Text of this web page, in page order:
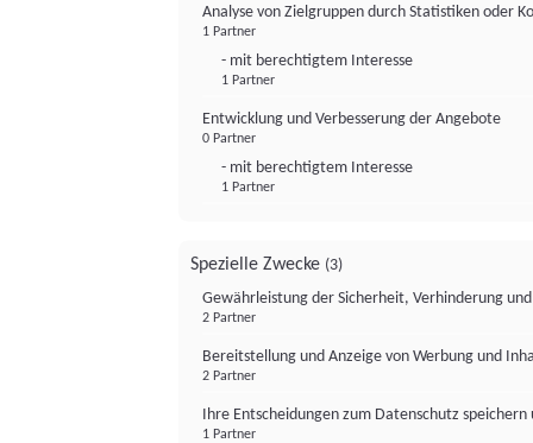
Analyse von Zielgruppen durch Statistiken oder
1 Partner
- mit berechtigtem Interesse
1 Partner
Entwicklung und Verbesserung der Angebote
0 Partner
- mit berechtigtem Interesse
1 Partner
Spezielle Zwecke (3)
Gewährleistung der Sicherheit, Verhinderung
2 Partner
Bereitstellung und Anzeige von Werbung und
2 Partner
Ihre Entscheidungen zum Datenschutz
1 Partner